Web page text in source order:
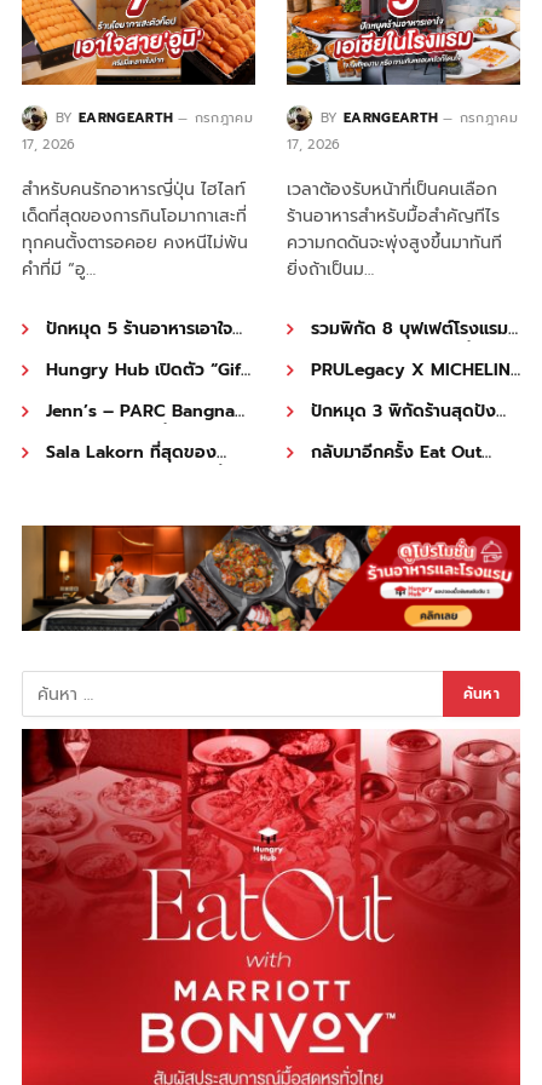
BY EARNGEARTH
กรกฎาคม
17, 2026
สำหรับคนรักอาหารญี่ปุ่น ไฮไลท์
เด็ดที่สุดของการกินโอมากาเสะที่
ทุกคนตั้งตารอคอย คงหนีไม่พ้น
คำที่มี “อู…
BY EARNGEARTH
กรกฎาคม
17, 2026
เวลาต้องรับหน้าที่เป็นคนเลือก
ร้านอาหารสำหรับมื้อสำคัญทีไร
ความกดดันจะพุ่งสูงขึ้นมาทันที
ยิ่งถ้าเป็นม…
ปักหมุด 5 ร้านอาหารเอาใจ
รูปมุมไหนก็รอด
รวมพิกัด 8 บุฟเฟต์โรงแรม
วันหยุด
Hungry Hub เปิดตัว “Gift
โบนัสเวาเชอร์สูงสุด 8,000
บาท (เฉพาะกรกฎาคมนี้
PRULegacy X MICHELIN
เหนือระดับ พร้อมรับส่วนลด
2,000 บาท เมื่อจองร้าน
Jenn’s – PARC Bangna
คาเฟ่ไฮบริดเฮลตี้สไตล์ยุโรป
ที่สายกินและคู่ซี้สี่ขาต้องหลง
ปักหมุด 3 พิกัดร้านสุดปัง
Traveler’S – The Salaya
Leisure Park จากริมน้ำชิลๆ
Sala Lakorn ที่สุดของ
กลับมาอีกครั้ง Eat Out
ประสบการณ์มื้อสุดหรูทั่วไทย